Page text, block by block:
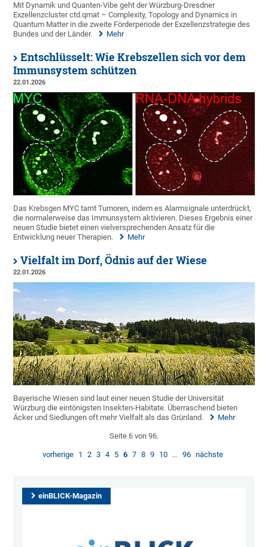
Mit Dynamik und Quanten-Vibe geht der Würzburg-Dresdner
Exzellenzcluster ctd.qmat – Complexity, Topology and Dynamics in
Quantum Matter in die zweite Förderperiode der Exzellenzstrategie des
Bundes und der Länder.
Mehr
Entschlüsselt: Wie Krebszellen sich vor dem
Immunsystem schützen
22.01.2026
Das Krebsgen MYC tarnt Tumoren, indem es Alarmsignale unterdrückt,
die normalerweise das Immunsystem aktivieren. Dieses Ergebnis einer
neuen Studie bietet einen vielversprechenden Ansatz für die
Entwicklung neuer Therapien.
Mehr
Vielfalt im Dorf, Ödnis auf der Wiese
22.01.2026
Bayerische Wiesen sind laut einer neuen Studie der Universität
Würzburg die eintönigsten Insekten-Habitate. Überraschend bieten
Äcker und Siedlungen oft mehr Vielfalt als das Grünland.
Mehr
Seite 6 von 96.
vorherige 1 2 3 4 5 6 7 8 9 10 … 96 nächste
einBLICK-Magazin